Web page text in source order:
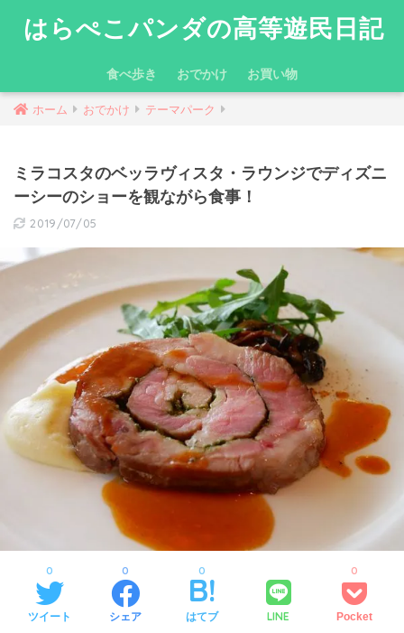
はらぺこパンダの高等遊民日記
食べ歩き おでかけ お買い物
ホーム おでかけ テーマパーク
ミラコスタのベッラヴィスタ・ラウンジでディズニ
ーシーのショーを観ながら食事！
2019/07/05
ツイート
0
シェア
0
はてブ
0
LINE Pocket
0